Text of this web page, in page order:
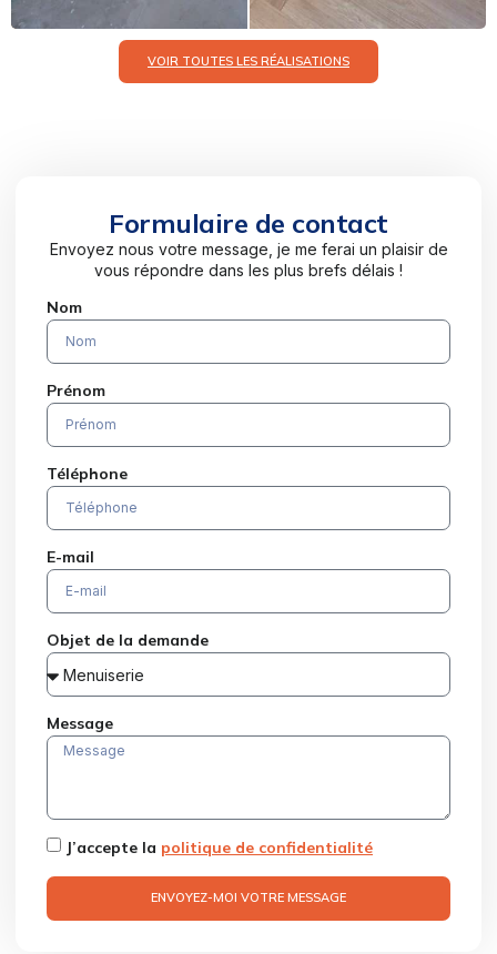
VOIR TOUTES LES RÉALISATIONS
Formulaire de contact
Envoyez nous votre message, je me ferai un plaisir de
vous répondre dans les plus brefs délais !
Nom
Prénom
Téléphone
E-mail
Objet de la demande
Message
J’accepte la politique de confidentialité
ENVOYEZ-MOI VOTRE MESSAGE